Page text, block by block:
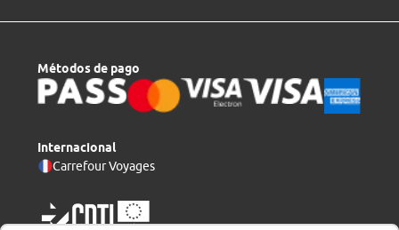
Métodos de pago
Internacional
Carrefour Voyages